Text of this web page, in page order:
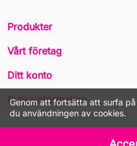
Genom att fortsätta att surfa
du användningen av cookies.
Produkter
Vårt företag
Ditt konto
Butiksinformation
© 2026 -